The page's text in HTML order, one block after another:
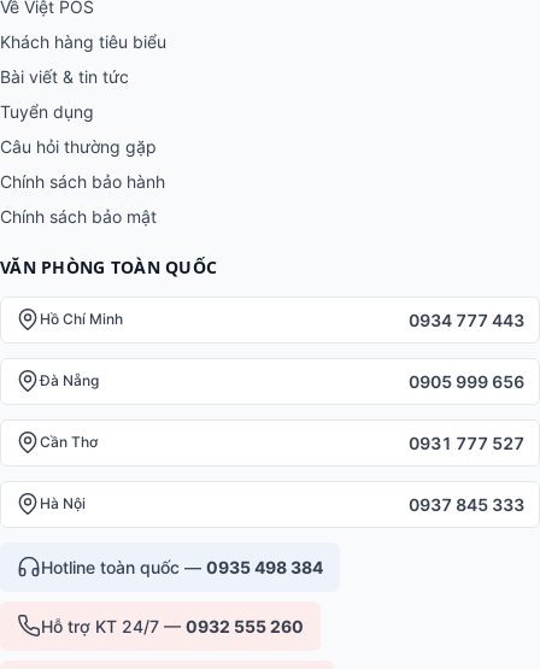
Về Việt POS
Khách hàng tiêu biểu
Bài viết & tin tức
Tuyển dụng
Câu hỏi thường gặp
Chính sách bảo hành
Chính sách bảo mật
VĂN PHÒNG TOÀN QUỐC
Hồ Chí Minh 0934 777 443
Đà Nẵng 0905 999 656
Cần Thơ 0931 777 527
Hà Nội 0937 845 333
Hotline toàn quốc — 0935 498 384
Hỗ trợ KT 24/7 — 0932 555 260